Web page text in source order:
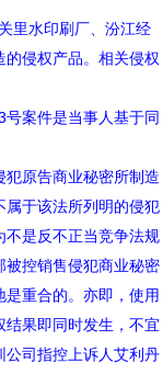
里水印刷厂、汾江经
侵权产品。相关侵权
号案件是当事人基于同
原告商业秘密所制造
属于该法所列明的侵犯
不是反不正当竞争法规
被控销售侵犯商业秘密
重合的。亦即，使用
果即同时发生，不宜
公司指控上诉人艾利丹